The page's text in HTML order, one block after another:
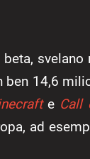
ben 14,6
e Call
ad